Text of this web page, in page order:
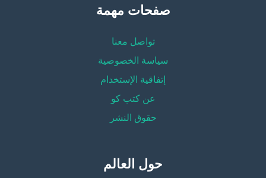
صفحات مهمة
تواصل معنا
سياسة الخصوصية
إتفاقية الإستخدام
عن كتب كو
حقوق النشر
حول العالم